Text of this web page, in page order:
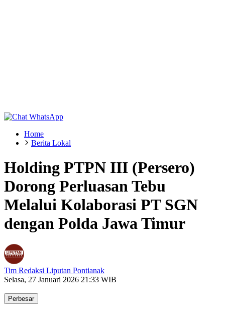
Home
Berita Lokal
Holding PTPN III (Persero)
Dorong Perluasan Tebu
Melalui Kolaborasi PT SGN
dengan Polda Jawa Timur
Tim Redaksi Liputan Pontianak
Selasa, 27 Januari 2026 21:33 WIB
Perbesar